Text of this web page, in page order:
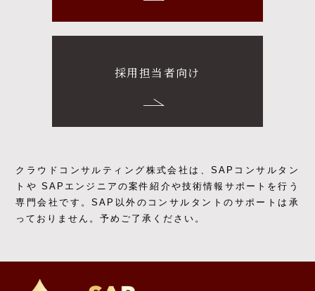
採用担当者向け
クラウドコンサルティング株式会社は、SAPコンサルタン
トや SAPエンジニアの案件紹介や技術情報サポートを行う
専門会社です。SAP以外のコンサルタントのサポートは承
っておりません。予めご了承ください。